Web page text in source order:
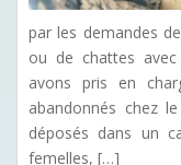
par les demandes
ou de chattes
avons pris en
abandonnés chez
déposés dans un
femelles, […]